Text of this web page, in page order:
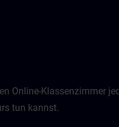
Online-Klassenzimmer
tun kannst.